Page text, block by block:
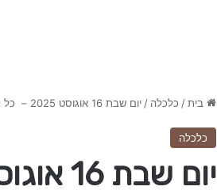
בית / כלכלה / יום שבת 16 אוגוסט 2025 – כל העדכונים הפיננסיים
כלכלה
יום שבת 16 אוגוסט 2025 – כל העדכונים הפיננסיים